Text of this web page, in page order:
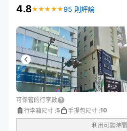
4.8★ ★ ★ ★ ★
★ ★ ★ ★ ★95 則評論
可保管的行李數
行李箱尺寸 :5 手提包尺寸 :10
利用可能時間